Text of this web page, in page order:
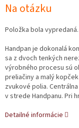
cena:
Na otázku
Položka bola
Handpan je dokonalá
sa z dvoch tenkých
výrobného procesu sú
preliačiny a malý
zvukové polia.
v strede Handpanu. Pri
Detailné informácie